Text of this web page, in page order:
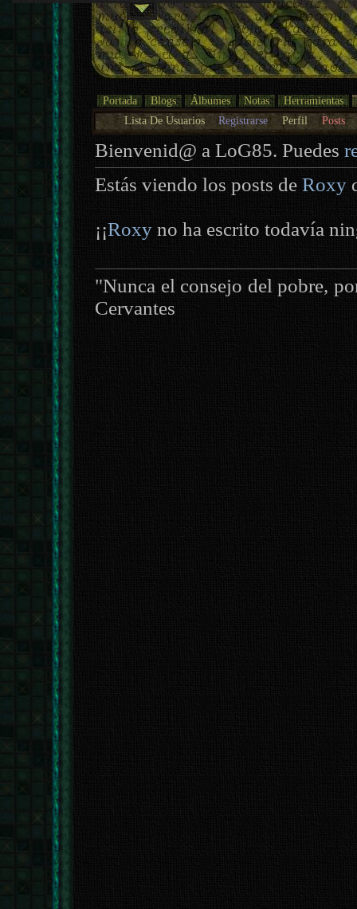
Portada Blogs Álbumes Notas
Herramientas
Lista De Usuarios
Registrarse Perfil Posts
Bienvenid@ a LoG85. Puedes
Estás viendo los posts deRoxy
¡¡Roxy no ha escrito todavía
"Nunca el consejo del pobre,
Cervantes